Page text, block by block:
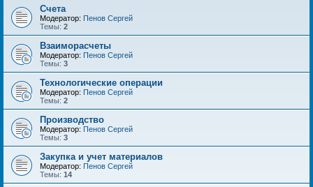
Счета
Модератор: Пенов Сергей
Темы: 2
Взаиморасчеты
Модератор: Пенов Сергей
Темы: 3
Технологические операции
Модератор: Пенов Сергей
Темы: 2
Производство
Модератор: Пенов Сергей
Темы: 3
Закупка и учет материалов
Модератор: Пенов Сергей
Темы: 14